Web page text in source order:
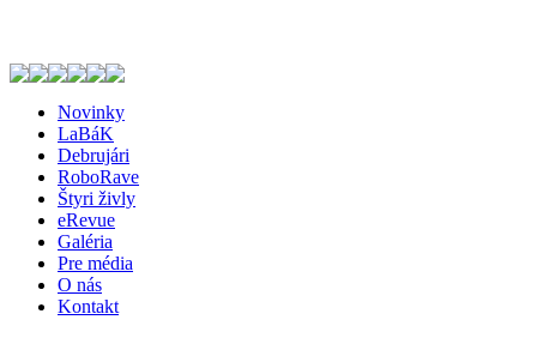
Novinky
LaBáK
Debrujári
RoboRave
Štyri živly
eRevue
Galéria
Pre média
O nás
Kontakt